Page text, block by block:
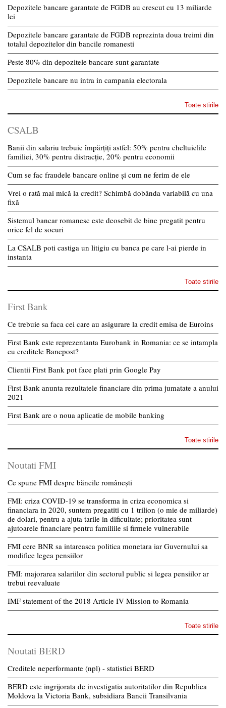
Depozitele bancare garantate de FGDB au crescut cu 13 miliarde
lei
Depozitele bancare garantate de FGDB reprezinta doua treimi din
totalul depozitelor din bancile romanesti
Peste 80% din depozitele bancare sunt garantate
Depozitele bancare nu intra in campania electorala
Toate stirile
CSALB
Banii din salariu trebuie împărțiți astfel: 50% pentru cheltuielile
familiei, 30% pentru distracție, 20% pentru economii
Cum se fac fraudele bancare online și cum ne ferim de ele
Vrei o rată mai mică la credit? Schimbă dobânda variabilă cu una
fixă
Sistemul bancar romanesc este deosebit de bine pregatit pentru
orice fel de socuri
La CSALB poti castiga un litigiu cu banca pe care l-ai pierde in
instanta
Toate stirile
First Bank
Ce trebuie sa faca cei care au asigurare la credit emisa de Euroins
First Bank este reprezentanta Eurobank in Romania: ce se intampla
cu creditele Bancpost?
Clientii First Bank pot face plati prin Google Pay
First Bank anunta rezultatele financiare din prima jumatate a anului
2021
First Bank are o noua aplicatie de mobile banking
Toate stirile
Noutati FMI
Ce spune FMI despre băncile românești
FMI: criza COVID-19 se transforma in criza economica si
financiara in 2020, suntem pregatiti cu 1 trilion (o mie de miliarde)
de dolari, pentru a ajuta tarile in dificultate; prioritatea sunt
ajutoarele financiare pentru familiile si firmele vulnerabile
FMI cere BNR sa intareasca politica monetara iar Guvernului sa
modifice legea pensiilor
FMI: majorarea salariilor din sectorul public si legea pensiilor ar
trebui reevaluate
IMF statement of the 2018 Article IV Mission to Romania
Toate stirile
Noutati BERD
Creditele neperformante (npl) - statistici BERD
BERD este ingrijorata de investigatia autoritatilor din Republica
Moldova la Victoria Bank, subsidiara Bancii Transilvania